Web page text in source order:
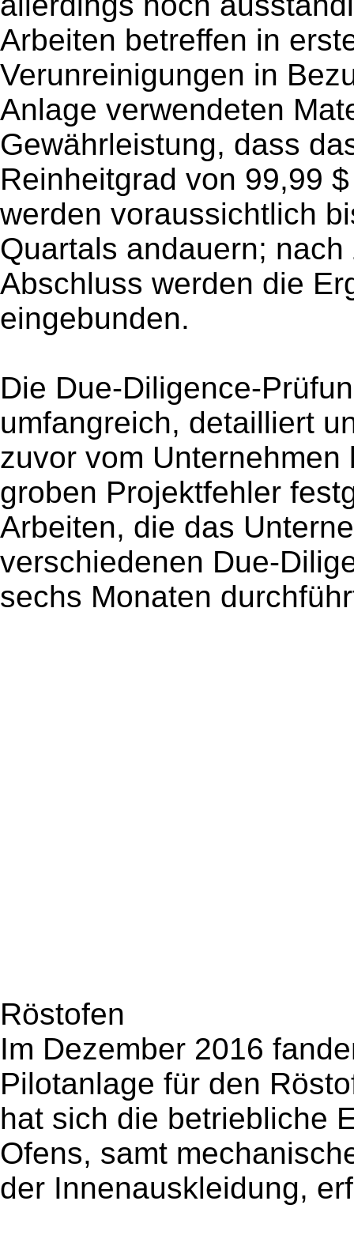
Arbeiten betreffen in
Verunreinigungen in
Anlage verwendeten
Gewährleistung, dass
Reinheitgrad von 99,99
werden voraussichtlich
Quartals andauern;
Abschluss werden die
eingebunden.
Die Due-Diligence-
umfangreich, detailliert
zuvor vom
groben Projektfehler
Arbeiten, die das
verschiedenen Due-
sechs Monaten
Röstofen
Im Dezember 2016
Pilotanlage für den
hat sich die betriebliche
Ofens, samt
der Innenauskleidung,